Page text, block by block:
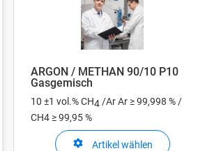
ARGON / METHAN 90/10 P10
Gasgemisch
10 ±1 vol.% CH4 /ArAr ≥ 99,998 % /
CH4 ≥ 99,95 %
Artikel wählen